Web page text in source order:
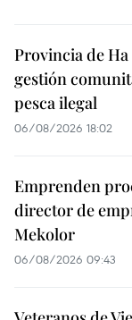
Provincia de
gestión
pesca ilegal
06/08/2026 18:02
Emprenden
director de
Mekolor
06/08/2026 09:43